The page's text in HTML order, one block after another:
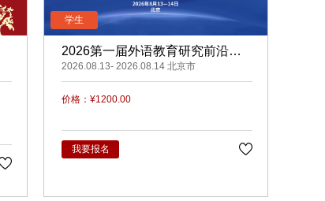
2026第一届外语教育研究前沿学
术论坛暨《外语教育研究前沿》编
委会
2026.08.13- 2026.08.14 北京市
价格：¥1200.00
我要报名